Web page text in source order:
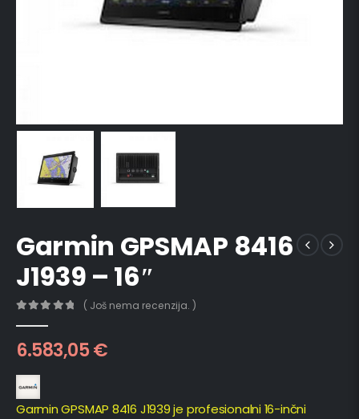
Garmin GPSMAP 8416
J1939 – 16″
( Još nema recenzija. )
6.583,05€
Garmin GPSMAP 8416 J1939 je profesionalni 16-inčni